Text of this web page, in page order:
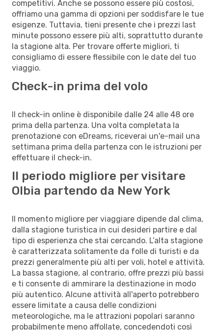
competitivi. Anche se possono essere più costosi,
offriamo una gamma di opzioni per soddisfare le tue
esigenze. Tuttavia, tieni presente che i prezzi last
minute possono essere più alti, soprattutto durante
la stagione alta. Per trovare offerte migliori, ti
consigliamo di essere flessibile con le date del tuo
viaggio.
Check-in prima del volo
Il check-in online è disponibile dalle 24 alle 48 ore
prima della partenza. Una volta completata la
prenotazione con eDreams, riceverai un'e-mail una
settimana prima della partenza con le istruzioni per
effettuare il check-in.
Il periodo migliore per visitare
Olbia partendo da New York
Il momento migliore per viaggiare dipende dal clima,
dalla stagione turistica in cui desideri partire e dal
tipo di esperienza che stai cercando. L’alta stagione
è caratterizzata solitamente da folle di turisti e da
prezzi generalmente più alti per voli, hotel e attività.
La bassa stagione, al contrario, offre prezzi più bassi
e ti consente di ammirare la destinazione in modo
più autentico. Alcune attività all'aperto potrebbero
essere limitate a causa delle condizioni
meteorologiche, ma le attrazioni popolari saranno
probabilmente meno affollate, concedendoti così